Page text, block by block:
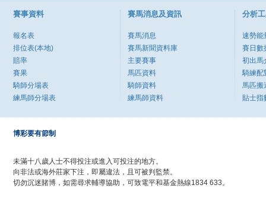
賽事資料
報名表
排位表(本地)
賠率
賽果
騎師分場表
練馬師分場表
賽馬消息及資訊
賽馬消息
賽馬新聞資料庫
主要賽事
馬匹資料
騎師資料
練馬師資料
分析
速勢能
賽日數
初出馬
騎練配
馬匹搬
貼士指
博彩要有節制
未滿十八歲人士不得投注或進入可投注的地方。
向非法或海外莊家下注，即屬違法，且可被判監禁。
切勿沉迷賭博，如需尋求輔導協助，可致電平和基金熱線1834 633。